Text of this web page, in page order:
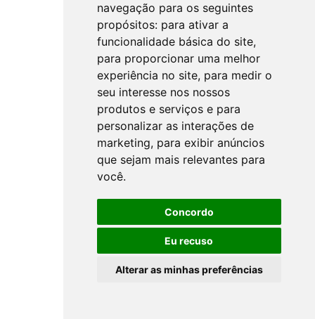
navegação para os seguintes
propósitos: para ativar a
funcionalidade básica do site,
para proporcionar uma melhor
experiência no site, para medir o
seu interesse nos nossos
produtos e serviços e para
personalizar as interações de
marketing, para exibir anúncios
que sejam mais relevantes para
você.
Concordo
Eu recuso
Alterar as minhas preferências